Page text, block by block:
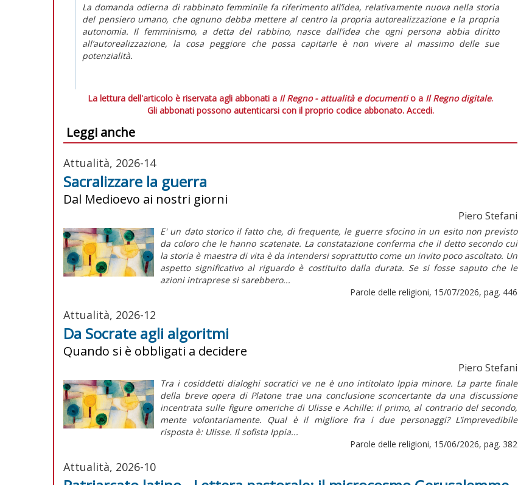
La domanda odierna di rabbinato femminile fa riferimento all’idea, relativamente nuova nella storia
del pensiero umano, che ognuno debba mettere al centro la propria autorealizzazione e la propria
autonomia. Il femminismo, a detta del rabbino, nasce dall’idea che ogni persona abbia diritto
all’autorealizzazione, la cosa peggiore che possa capitarle è non vivere al massimo delle sue
potenzialità.
La lettura dell'articolo è riservata agli abbonati a Il Regno - attualità e documentio a Il Regno digitale.
Gli abbonati possono autenticarsi con il proprio codice abbonato. Accedi.
Leggi anche
Attualità, 2026-14
Sacralizzare la guerra
Dal Medioevo ai nostri giorni
Piero Stefani
E' un dato storico il fatto che, di frequente, le guerre sfocino in un esito non previsto
da coloro che le hanno scatenate. La constatazione conferma che il detto secondo cui
la storia è maestra di vita è da intendersi soprattutto come un invito poco ascoltato. Un
aspetto significativo al riguardo è costituito dalla durata. Se si fosse saputo che le
azioni intraprese si sarebbero...
Parole delle religioni, 15/07/2026, pag. 446
Attualità, 2026-12
Da Socrate agli algoritmi
Quando si è obbligati a decidere
Piero Stefani
Tra i cosiddetti dialoghi socratici ve ne è uno intitolato Ippia minore. La parte finale
della breve opera di Platone trae una conclusione sconcertante da una discussione
incentrata sulle figure omeriche di Ulisse e Achille: il primo, al contrario del secondo,
mente volontariamente. Qual è il migliore fra i due personaggi? L’imprevedibile
risposta è: Ulisse. Il sofista Ippia...
Parole delle religioni, 15/06/2026, pag. 382
Attualità, 2026-10